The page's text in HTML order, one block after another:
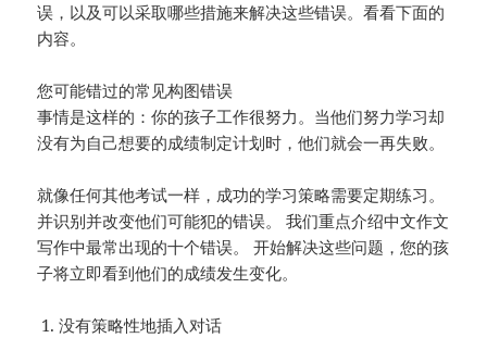
误，以及可以采取哪些措施来解决这些错误。看看下面的
内容。
您可能错过的常见构图错误
事情是这样的：你的孩子工作很努力。当他们努力学习却
没有为自己想要的成绩制定计划时，他们就会一再失败。
就像任何其他考试一样，成功的学习策略需要定期练习。
并识别并改变他们可能犯的错误。 我们重点介绍中文作文
写作中最常出现的十个错误。 开始解决这些问题，您的孩
子将立即看到他们的成绩发生变化。
没有策略性地插入对话